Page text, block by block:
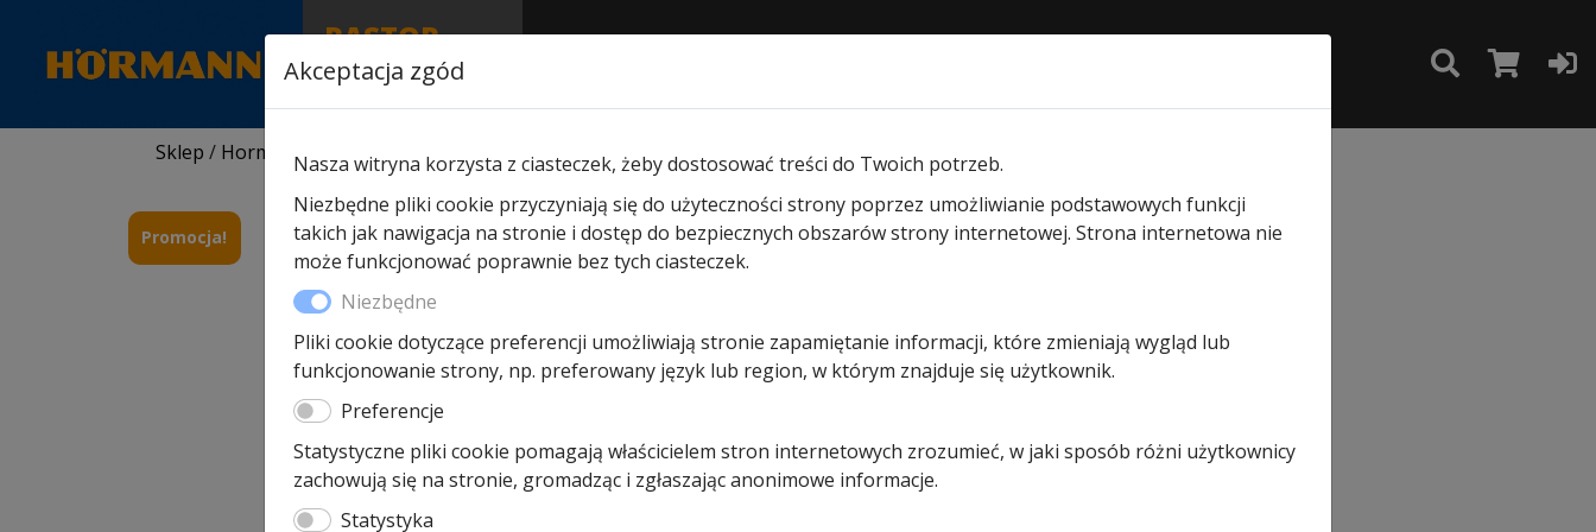
RASTOR
AUTORYZOWANY
PARTNER & SERWIS
Sklep / Hormann części zamienne Do drzwi wejściowych / Zamek listwowy do drzwi wejściowych Hormann z ryglem hakowym
Promocja!
Zamek
drzwi
Hormann z
Akceptacja zgód
Nasza witryna korzysta z ciasteczek, żeby dostosować treści do Twoich potrzeb.
Niezbędne pliki cookie przyczyniają się do użyteczności strony poprzez umożliwianie podstawowych funkcji
takich jak nawigacja na stronie i dostęp do bezpiecznych obszarów strony internetowej. Strona internetowa nie
może funkcjonować poprawnie bez tych ciasteczek.
Niezbędne
Pliki cookie dotyczące preferencji umożliwiają stronie zapamiętanie informacji, które zmieniają wygląd lub
funkcjonowanie strony, np. preferowany język lub region, w którym znajduje się użytkownik.
Preferencje
Statystyczne pliki cookie pomagają właścicielem stron internetowych zrozumieć, w jaki sposób różni użytkownicy
zachowują się na stronie, gromadząc i zgłaszając anonimowe informacje.
Statystyka